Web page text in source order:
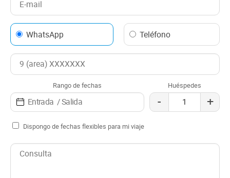
WhatsApp Teléfono
Rango de fechas Huéspedes
- +
Dispongo de fechas flexibles para mi viaje